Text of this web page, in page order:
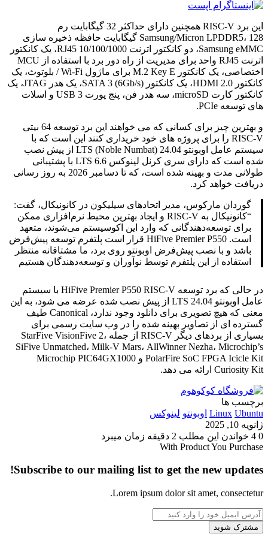
این برد RISC-V همچنین دارای حداکثر 32 گیگابایت رم
Samsung/Micron LPDDR5، 128 گیگابایت حافظه ذخیره سازی
Samsung eMMC، دو کانکتور اترنت 10/100/1000 RJ45، یک کانکتور
اترنت RJ45 واحد برای مدیریت از راه دور برد با استفاده از MCU
اختصاصی، یک کانکتور M.2 Key E برای ماژول Wi-Fi / بلوتوث، یک
کانکتور HDMI 2.0، یک کانکتور SATA 3 (6Gb/s)، یک هدر JTAG، یک
کانکتور کارت microSD، سه هدر فن، پنج پورت USB 3 و اسلات
های توسعه PCIe.
و بهترین چیز برای کسانی که می خواهند این برد توسعه 64 بیتی
RISC-V را برای پروژه های خود خریداری کنند این است که با
سیستم عامل اوبونتو 24.04 LTS (Noble Numbat) از پیش نصب
شده است که دارای سری کرنل لینوکس 6.6 LTS با پشتیبانی
طولانی مدت و بهینه شده است، که تا دسامبر 2026 به روز رسانی
دریافت خواهد کرد.
گوردان مارکوس، مدیر اتحادهای سیلیکون در کانونیکال، گفت:
“کانونیکال به RISC-V و ایجاد بهترین محیط نرم‌افزاری ممکن
برای توسعه‌دهندگانی که وارد این اکوسیستم می‌شوند، متعهد
است. HiFive Premier P550 قرار است پلتفرم توسعه پیش‌فرض
باشد و با نصب پیش‌فرض اوبونتو روی برد، ما مشتاقانه منتظر
استفاده از این پلتفرم توسط نوآوران و توسعه‌دهندگان هستیم
در حالی که برد توسعه HiFive Premier P550 RISC-V با سیستم
عامل اوبونتو 24.04 LTS از پیش نصب شده عرضه می شود، به این
معنی که هیچ تصویری برای دانلود وجود ندارد، Canonical طیف
گسترده ای از تصاویر بهینه شده را در وب سایت رسمی برای
بسیاری از بردهای دیگر RISC-V از جمله StarFive VisionFive 2،
SiFive Unmatched، Milk-V Mars، AllWinner Nezha، Microchip’s
PolarFire SoC FPGA Icicle Kit و Microchip PIC64GX1000
Curiosity Kit ارائه می دهد.
برچسب ها
Linux Ubuntu اوبونتو لینوکس
ژانویه 10, 2025
0
خواندن این مطلب 2 دقیقه زمان میبرد
With Product You Purchase
Subscribe to our mailing list to get the new updates!
Lorem ipsum dolor sit amet, consectetur.
آدرس
ایمیل